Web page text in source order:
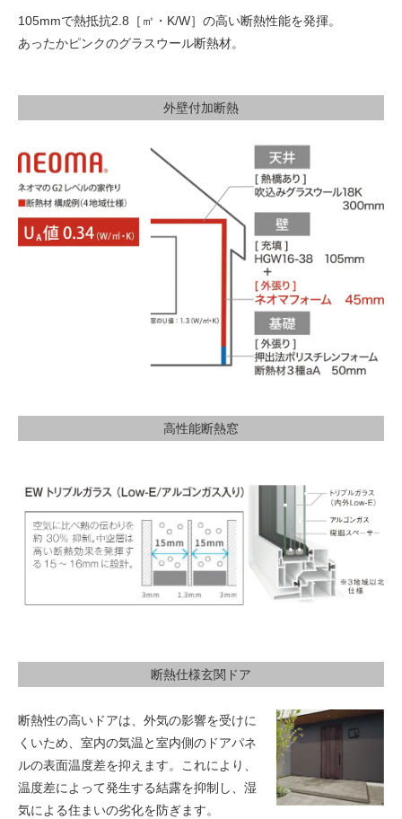
105mmで熱抵抗2.8［㎡・K/W］の高い断熱性能を発揮。
あったかピンクのグラスウール断熱材。
外壁付加断熱
高性能断熱窓
断熱仕様玄関ドア
断熱性の高いドアは、外気の影響を受けに
くいため、室内の気温と室内側のドアパネ
ルの表面温度差を抑えます。これにより、
温度差によって発生する結露を抑制し、湿
気による住まいの劣化を防ぎます。